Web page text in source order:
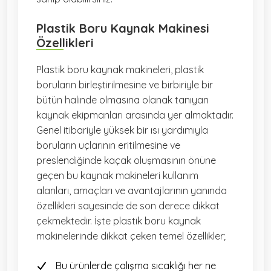
Plastik Boru Kaynak Makinesi
Özellikleri
Plastik boru kaynak makineleri, plastik
boruların birleştirilmesine ve birbiriyle bir
bütün halinde olmasına olanak tanıyan
kaynak ekipmanları arasında yer almaktadır.
Genel itibariyle yüksek bir ısı yardımıyla
boruların uçlarının eritilmesine ve
preslendiğinde kaçak oluşmasının önüne
geçen bu kaynak makineleri kullanım
alanları, amaçları ve avantajlarının yanında
özellikleri sayesinde de son derece dikkat
çekmektedir. İşte plastik boru kaynak
makinelerinde dikkat çeken temel özellikler;
Bu ürünlerde çalışma sıcaklığı her ne